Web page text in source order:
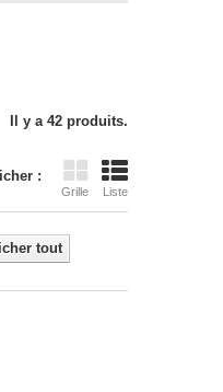
Il y a 42 produits.
:
Grille Liste
tout